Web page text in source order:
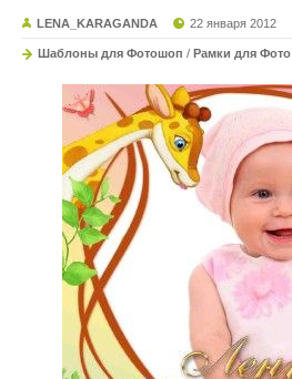
LENA_KARAGANDA 22 января 2012
Шаблоны для Фотошоп / Рамки для Фото